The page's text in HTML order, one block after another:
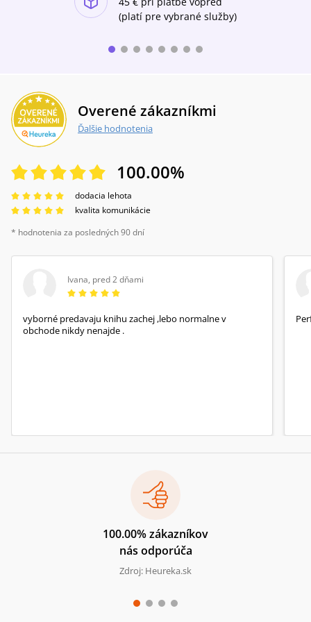
(platí pre vybrané služby)
Overené zákazníkmi
Ďalšie hodnotenia
100.00%
dodacia lehota
kvalita komunikácie
* hodnotenia za posledných 90 dní
Ivana, pred 2 dňami
vyborné predavaju knihu zachej ,lebo normalne v
obchode nikdy nenajde .
100.00% zákazníkov
nás odporúča
Zdroj: Heureka.sk